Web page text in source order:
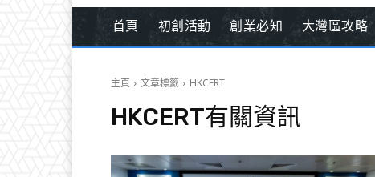
首頁 初創活動 創業必知 大灣區攻略
主頁 文章標籤 HKCERT
HKCERT有關資訊